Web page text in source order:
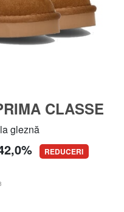
CLASSE
gleznă
REDUCERI